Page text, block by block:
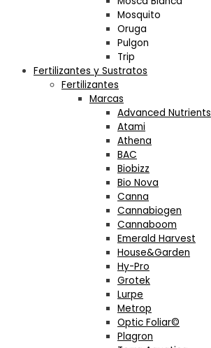
Mosquito
Oruga
Pulgon
Trip
Fertilizantes y Sustratos
Fertilizantes
Marcas
Advanced Nutrients
Atami
Athena
BAC
Biobizz
Bio Nova
Canna
Cannabiogen
Cannaboom
Emerald Harvest
House&Garden
Hy-Pro
Grotek
Lurpe
Metrop
Optic Foliar©
Plagron